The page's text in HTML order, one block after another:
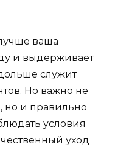
ваша
и выдерживает
служит
Но важно не
но и правильно
условия
уход